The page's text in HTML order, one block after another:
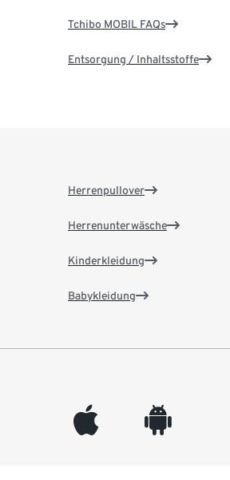
Tchibo MOBIL FAQs
Entsorgung / Inhaltsstoffe
Herrenpullover
Herrenunterwäsche
Kinderkleidung
Babykleidung
appleinc android